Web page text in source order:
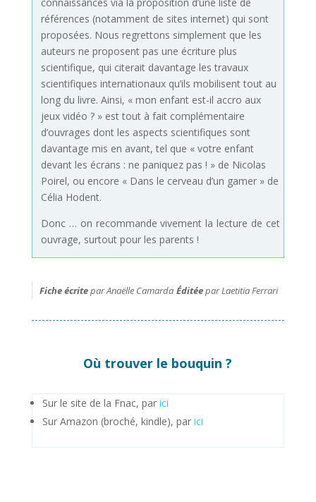
références (notamment de sites internet) qui sont
proposées. Nous regrettons simplement que les
auteurs ne proposent pas une écriture plus
scientifique, qui citerait davantage les travaux
scientifiques internationaux qu’ils mobilisent tout au
long du livre. Ainsi, « mon enfant est-il accro aux
jeux vidéo ? » est tout à fait complémentaire
d’ouvrages dont les aspects scientifiques sont
davantage mis en avant, tel que « votre enfant
devant les écrans : ne paniquez pas ! » de Nicolas
Poirel, ou encore « Dans le cerveau d’un gamer » de
Célia Hodent.
Donc … on recommande vivement la lecture de cet
ouvrage, surtout pour les parents !
Fiche écritepar Anaëlle Camarda Éditéepar Laetitia Ferrari
Où trouver le bouquin ?
Sur le site de la Fnac, par ici
Sur Amazon (broché, kindle), parici